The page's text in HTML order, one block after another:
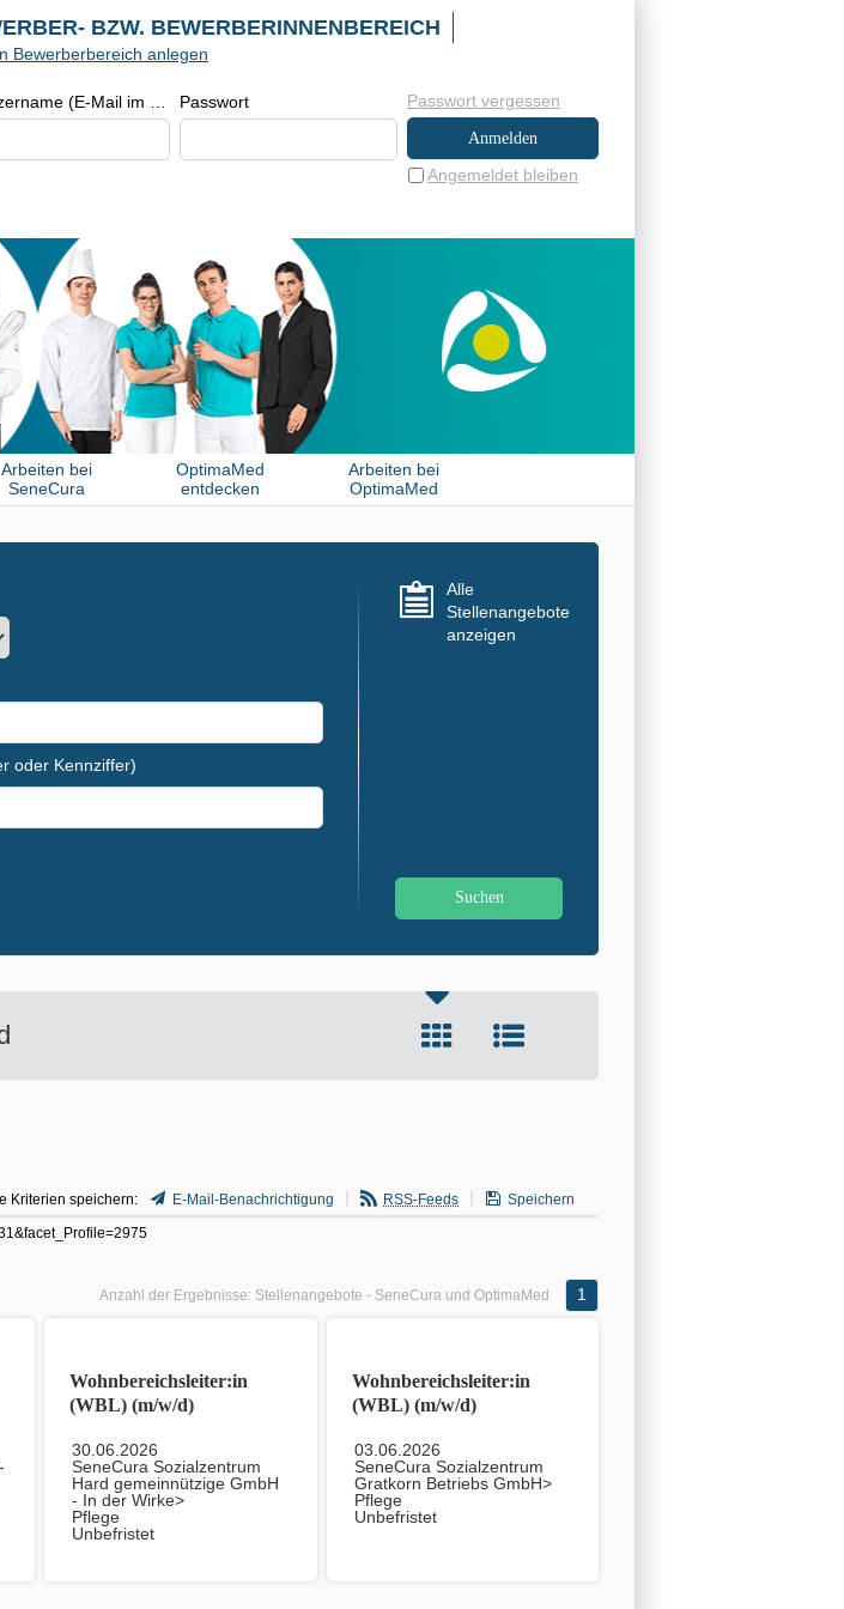
BZW. BEWERBERINNENBEREICH
Passwort
Angemeldet bleiben
Passwort vergessen
Bewerberbereich anlegen
Arbeiten bei
SeneCura
OptimaMed
entdecken
Arbeiten bei
OptimaMed
oder Kennziffer)
Alle
Stellenangebote
anzeigen
Kriterien speichern: E-Mail-Benachrichtigung RSS-Feeds
Speichern
Anzahl der Ergebnisse: Stellenangebote - SeneCura und OptimaMed 1
Wohnbereichsleiter:in
(WBL) (m/w/d)
30.06.2026
SeneCura Sozialzentrum
Hard gemeinnützige GmbH
- In der Wirke>
Pflege
Unbefristet
Wohnbereichsleiter:in
(WBL) (m/w/d)
03.06.2026
SeneCura Sozialzentrum
Gratkorn Betriebs GmbH>
Pflege
Unbefristet